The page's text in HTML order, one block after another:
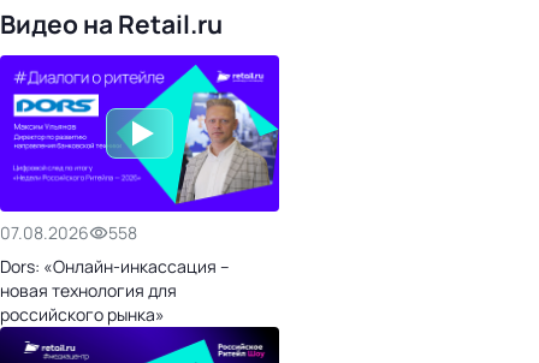
Видео на Retail.ru
07.08.2026
558
Dors: «Онлайн-инкассация –
новая технология для
российского рынка»